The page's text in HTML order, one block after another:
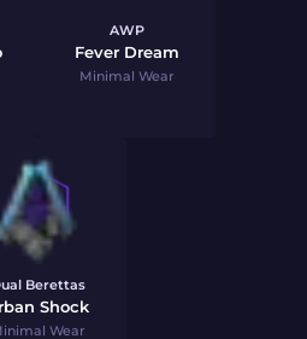
AWP
Fever Dream
Minimal Wear
Berettas
Shock
Wear